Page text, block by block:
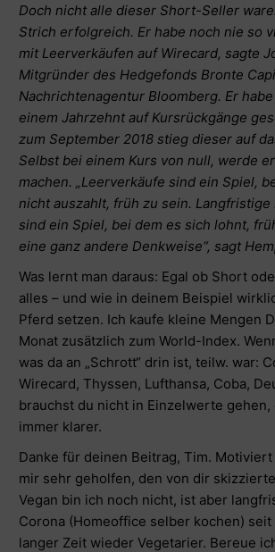
Doch nicht alle dieser Short-Seller
Strich erfolgreich. Er habe noch nie so
mit Leerverkäufen auf Wirecard, sagte
Mitgründer des Hedgefonds Bronte
Nachrichtenagentur Bloomberg. Er
einem Jahrzehnt auf Kursrückgänge
zum September 2018 stieg dieser auf
Selbst bei einem Kurs von null, werde
machen. „Leerverkäufe sind ein Spiel,
nicht auszahlt, früh zu sein. Langfristige
sind ein Spiel, bei dem es sich lohnt,
eine ganz andere Denkweise“, sagt
Was lernt man daraus: Egal ob Short
alles – und wie in deinem Beispiel
Pferd setzen. Ich kaufe kleine Mengen
Monat zusätzlich zum World-Index.
was da an „Schrott“ drin ist, teilw. war:
Wirecard, Thyssen, Lufthansa, Coba,
brauchst du nicht in Einzelwerte gehen,
immer klarer.
Danke für deinen Beitrag, Tim.
mir sehr geholfen, den von dir
Vegan bin ich noch nicht, ist aber
Corona (Homeoffice selber kochen) seit
langer Zeit wieder Vegetarier. Bereue